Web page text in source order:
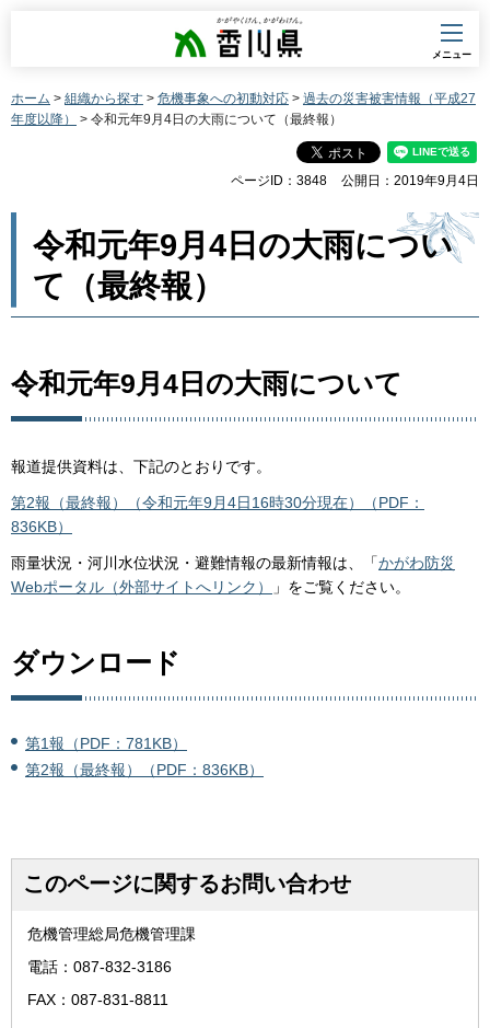
香川県
メニュー
ホーム > 組織から探す > 危機事象への初動対応 > 過去の災害被害情報（平成27
年度以降）
> 令和元年9月4日の大雨について（最終報）
ページID：3848 公開日：2019年9月4日
令和元年9月4日の大雨につい
て（最終報）
令和元年9月4日の大雨について
報道提供資料は、下記のとおりです。
第2報（最終報）（令和元年9月4日16時30分現在）（PDF：
836KB）
雨量状況・河川水位状況・避難情報の最新情報は、「かがわ防災
Webポータル（外部サイトへリンク）
」をご覧ください。
ダウンロード
第1報（PDF：781KB）
第2報（最終報）（PDF：836KB）
このページに関するお問い合わせ
危機管理総局危機管理課
電話：087-832-3186
FAX：087-831-8811